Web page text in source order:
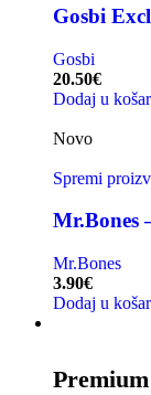
Gosbi
Gosbi
20.50€
Dodaj u
Novo
Spremi
Mr.Bones
Mr.Bones
3.90€
Dodaj u